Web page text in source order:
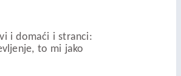
i domaći i stranci:
to mi jako